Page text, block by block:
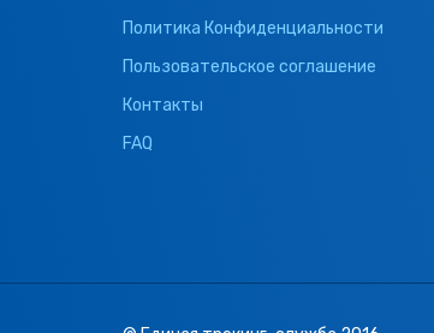
Политика Конфиденциальности
Пользовательское соглашение
Контакты
FAQ